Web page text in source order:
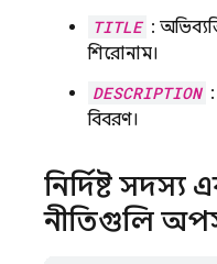
TITLE :
শিরোনাম।
DESCRIPTION
বিবরণ।
নির্দিষ্ট
নীতিগুলি